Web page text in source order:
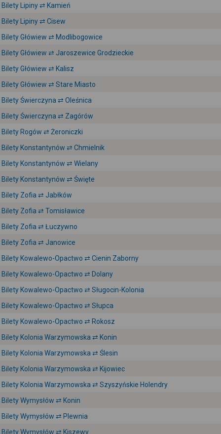
Bilety Lipiny ⇄ Kamień
Bilety Lipiny ⇄ Cisew
Bilety Główiew ⇄ Modlibogowice
Bilety Główiew ⇄ Jaroszewice Grodzieckie
Bilety Główiew ⇄ Kalisz
Bilety Główiew ⇄ Stare Miasto
Bilety Świerczyna ⇄ Oleśnica
Bilety Świerczyna ⇄ Zagórów
Bilety Rogów ⇄ Żeroniczki
Bilety Konstantynów ⇄ Chmielnik
Bilety Konstantynów ⇄ Wielany
Bilety Konstantynów ⇄ Święte
Bilety Zofia ⇄ Jabłków
Bilety Zofia ⇄ Tomisławice
Bilety Zofia ⇄ Łuczywno
Bilety Zofia ⇄ Janowice
Bilety Kowalewo-Opactwo ⇄ Cienin Zaborny
Bilety Kowalewo-Opactwo ⇄ Dolany
Bilety Kowalewo-Opactwo ⇄ Sługocin-Kolonia
Bilety Kowalewo-Opactwo ⇄ Słupca
Bilety Kowalewo-Opactwo ⇄ Rokosz
Bilety Kolonia Warzymowska ⇄ Konin
Bilety Kolonia Warzymowska ⇄ Ślesin
Bilety Kolonia Warzymowska ⇄ Kijowiec
Bilety Kolonia Warzymowska ⇄ Szyszyńskie Holendry
Bilety Wymysłów ⇄ Konin
Bilety Wymysłów ⇄ Plewnia
Bilety Wymysłów ⇄ Kiszewy